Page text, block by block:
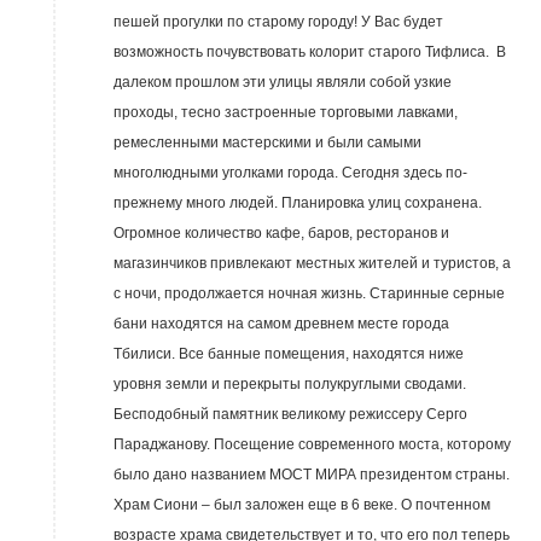
пешей прогулки по старому городу! У Вас будет
возможность почувствовать колорит старого Тифлиса. В
далеком прошлом эти улицы являли собой узкие
проходы, тесно застроенные торговыми лавками,
ремесленными мастерскими и были самыми
многолюдными уголками города. Сегодня здесь по-
прежнему много людей. Планировка улиц сохранена.
Огромное количество кафе, баров, ресторанов и
магазинчиков привлекают местных жителей и туристов, а
с ночи, продолжается ночная жизнь. Старинные серные
бани находятся на самом древнем месте города
Тбилиси. Все банные помещения, находятся ниже
уровня земли и перекрыты полукруглыми сводами.
Бесподобный памятник великому режиссеру Серго
Параджанову. Посещение современного моста, которому
было дано названием МОСТ МИРА президентом страны.
Храм Сиони – был заложен еще в 6 веке. О почтенном
возрасте храма свидетельствует и то, что его пол теперь